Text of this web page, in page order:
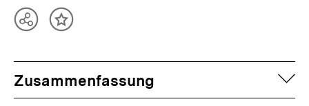
TeilenInhalt
Zusammenfassung